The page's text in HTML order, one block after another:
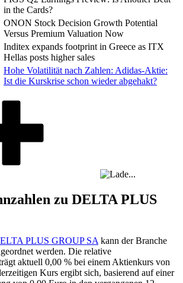
in the Cards?
ONON Stock Decision Growth Potential
Versus Premium Valuation Now
Inditex expands footprint in Greece as ITX
Hellas posts higher sales
Hohe Volatilität nach Zahlen: Adidas-Aktie:
Ist die Kurskrise schon wieder abgehakt?
zu DELTA PLUS
PLUS GROUP SA kann der Branche
werden. Die relative
aktuell 0,00 % bei einem Aktienkurs von
Kurs ergibt sich, basierend auf einer